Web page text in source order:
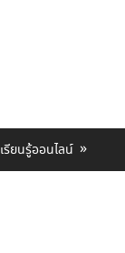
เรียนรู้ออนไลน์